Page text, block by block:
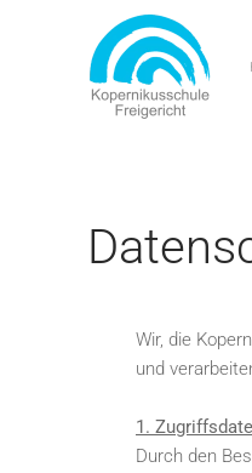
Zum Hauptinhalt springen
Wir, die
und
1.
Durch den